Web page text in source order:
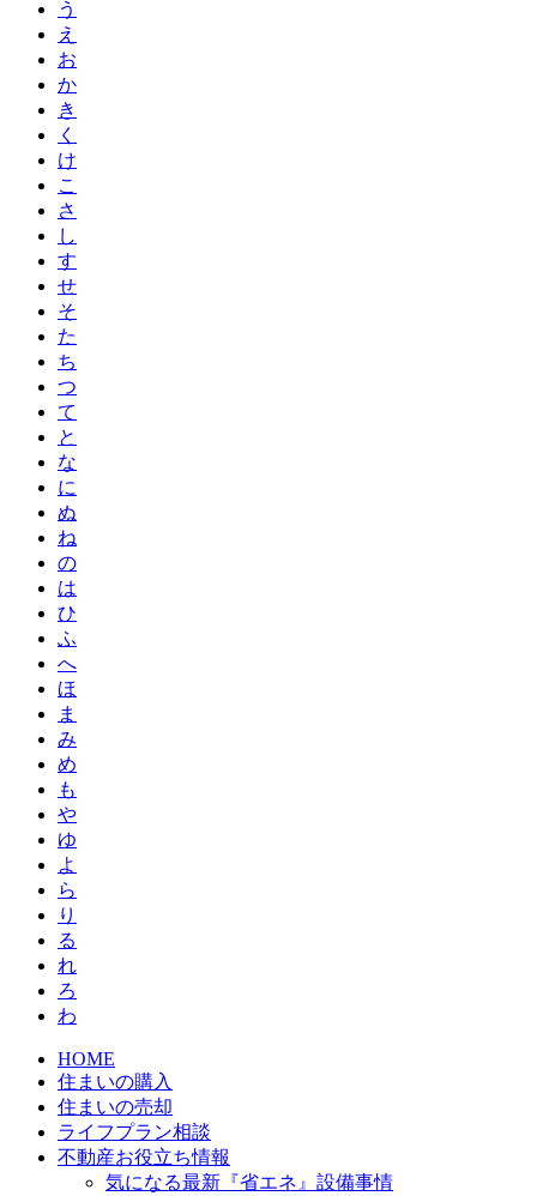
う
え
お
か
き
く
け
こ
さ
し
す
せ
そ
た
ち
つ
て
と
な
に
ぬ
ね
の
は
ひ
ふ
へ
ほ
ま
み
め
も
や
ゆ
よ
ら
り
る
れ
ろ
わ
HOME
住まいの購入
住まいの売却
ライフプラン相談
不動産お役立ち情報
気になる最新『省エネ』設備事情